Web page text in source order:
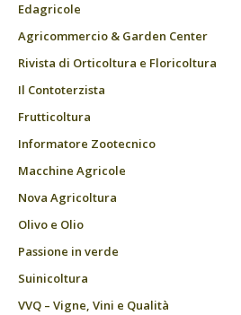
Edagricole
Agricommercio & Garden Center
Rivista di Orticoltura e Floricoltura
Il Contoterzista
Frutticoltura
Informatore Zootecnico
Macchine Agricole
Nova Agricoltura
Olivo e Olio
Passione in verde
Suinicoltura
VVQ – Vigne, Vini e Qualità